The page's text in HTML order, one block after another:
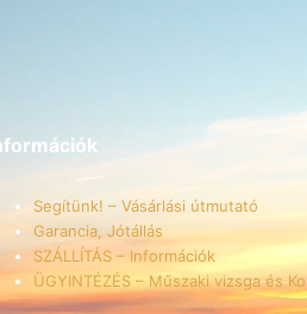
Segítünk! – Vásárlási útmutató
Garancia, Jótállás
SZÁLLÍTÁS – Információk
ÜGYINTÉZÉS – Műszaki vizsga és